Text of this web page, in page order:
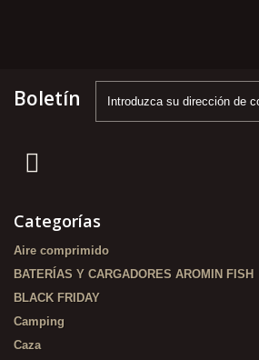
Boletín
Categorías
Aire comprimido
BATERÍAS Y CARGADORES AROMIN FISH
BLACK FRIDAY
Camping
Caza